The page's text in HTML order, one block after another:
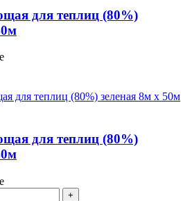
для теплиц (80%)
для теплиц (80%)
+